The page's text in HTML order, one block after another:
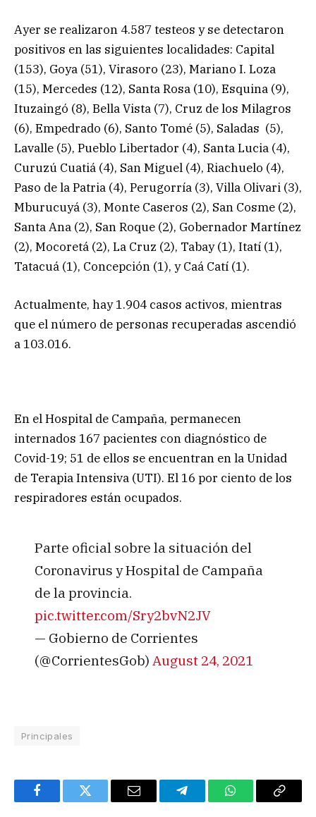
Ayer se realizaron 4.587 testeos y se detectaron
positivos en las siguientes localidades: Capital
(153), Goya (51), Virasoro (23), Mariano I. Loza
(15), Mercedes (12), Santa Rosa (10), Esquina (9),
Ituzaingó (8), Bella Vista (7), Cruz de los Milagros
(6), Empedrado (6), Santo Tomé (5), Saladas (5),
Lavalle (5), Pueblo Libertador (4), Santa Lucia (4),
Curuzú Cuatiá (4), San Miguel (4), Riachuelo (4),
Paso de la Patria (4), Perugorría (3), Villa Olivari (3),
Mburucuyá (3), Monte Caseros (2), San Cosme (2),
Santa Ana (2), San Roque (2), Gobernador Martínez
(2), Mocoretá (2), La Cruz (2), Tabay (1), Itatí (1),
Tatacuá (1), Concepción (1), y Caá Catí (1).
Actualmente, hay 1.904 casos activos, mientras
que el número de personas recuperadas ascendió
a 103.016.
En el Hospital de Campaña, permanecen
internados 167 pacientes con diagnóstico de
Covid-19; 51 de ellos se encuentran en la Unidad
de Terapia Intensiva (UTI). El 16 por ciento de los
respiradores están ocupados.
Parte oficial sobre la situación del
Coronavirus y Hospital de Campaña
de la provincia.
pic.twitter.com/Sry2bvN2JV
— Gobierno de Corrientes
(@CorrientesGob) August 24, 2021
Principales
FacebookTwitter Email TelegramWhatsAppCopy